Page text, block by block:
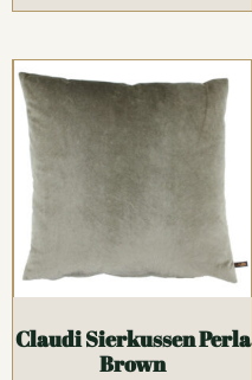
Claudi Sierkussen Perla
Brown